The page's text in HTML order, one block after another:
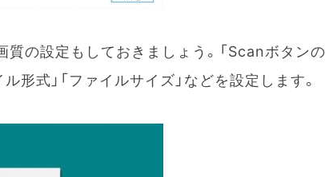
の設定もしておきましょう。「Scanボタンの
ル形式」「ファイルサイズ」などを設定します。